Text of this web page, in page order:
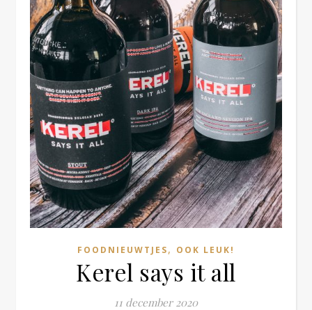
FOODNIEUWTJES, OOK LEUK!
Kerel says it all
11 december 2020